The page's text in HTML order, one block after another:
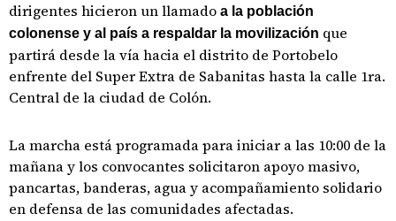
dirigentes hicieron un llamado a la población
colonense y al país a respaldar la movilización que
partirá desde la vía hacia el distrito de Portobelo
enfrente del Super Extra de Sabanitas hasta la calle 1ra.
Central de la ciudad de Colón.
La marcha está programada para iniciar a las 10:00 de la
mañana y los convocantes solicitaron apoyo masivo,
pancartas, banderas, agua y acompañamiento solidario
en defensa de las comunidades afectadas.